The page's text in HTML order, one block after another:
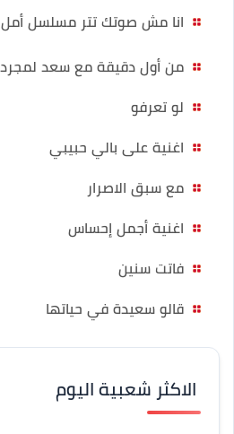
انا مش صوتك تتر مسلسل أمل
من أول دقيقة مع سعد لمجرد
لو تعرفو
اغنية على بالي حبيبي
مع سبق الاصرار
اغنية أجمل إحساس
فاتت سنين
قالو سعيدة في حياتها
الاكثر شعبية اليوم